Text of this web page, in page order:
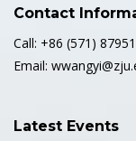
Contact
Call: +86 (571)
Email:
Latest Events